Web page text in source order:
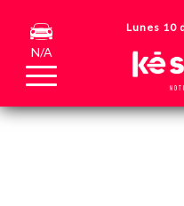
N/A
Lunes 10